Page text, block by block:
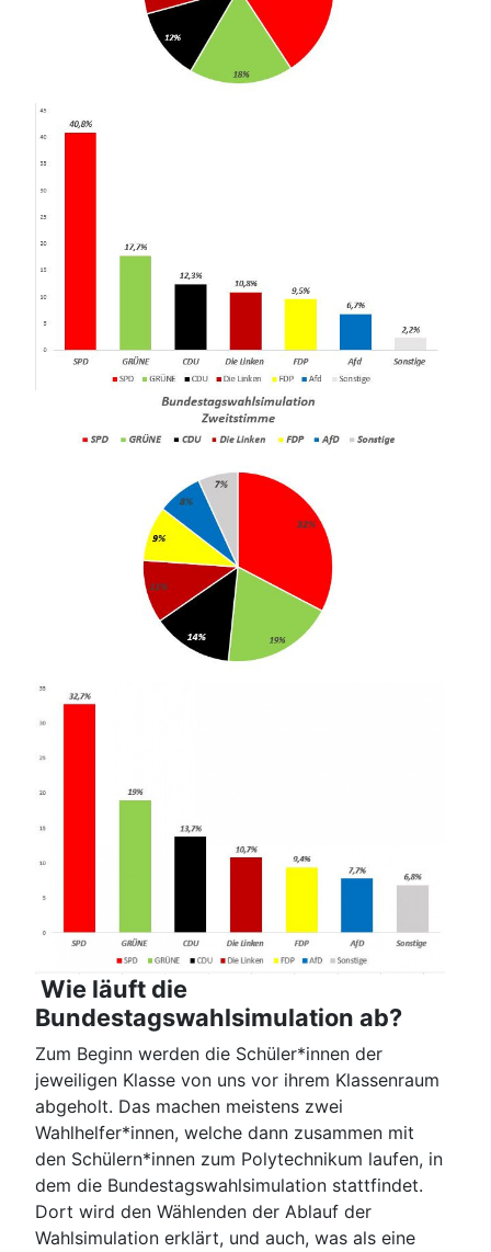
Wie läuft die
Bundestagswahlsimulation ab?
Zum Beginn werden die Schüler*innen der
jeweiligen Klasse von uns vor ihrem Klassenraum
abgeholt. Das machen meistens zwei
Wahlhelfer*innen, welche dann zusammen mit
den Schülern*innen zum Polytechnikum laufen, in
dem die Bundestagswahlsimulation stattfindet.
Dort wird den Wählenden der Ablauf der
Wahlsimulation erklärt, und auch, was als eine